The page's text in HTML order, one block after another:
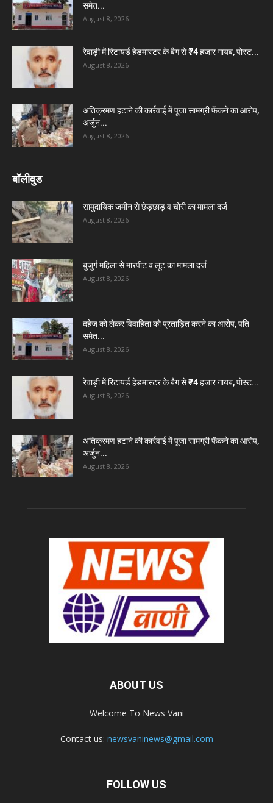
समेत...
August 8, 2026
रेवाड़ी में रिटायर्ड हेडमास्टर के बैग से ₹74 हजार गायब, पोस्ट...
August 8, 2026
अतिक्रमण हटाने की कार्रवाई में पूजा सामग्री फेंकने का आरोप,
अर्जुन...
August 8, 2026
बॉलीवुड
सामुदायिक जमीन से छेड़छाड़ व चोरी का मामला दर्ज
August 8, 2026
बुजुर्ग महिला से मारपीट व लूट का मामला दर्ज
August 8, 2026
दहेज को लेकर विवाहिता को प्रताड़ित करने का आरोप, पति
समेत...
August 8, 2026
रेवाड़ी में रिटायर्ड हेडमास्टर के बैग से ₹74 हजार गायब, पोस्ट...
August 8, 2026
अतिक्रमण हटाने की कार्रवाई में पूजा सामग्री फेंकने का आरोप,
अर्जुन...
August 8, 2026
ABOUT US
Welcome To News Vani
Contact us: newsvaninews@gmail.com
FOLLOW US